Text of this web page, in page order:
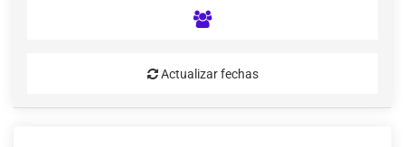
Actualizar fechas